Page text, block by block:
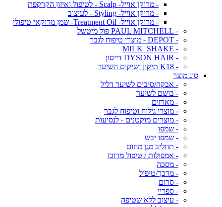
- מרוקן אוייל- Scalp - לטיפול ואיזון הקרקפת
- מרוקן אוייל- Styling - לעיצוב
- מרוקן אוייל- Treatment Oil- שמן מרוקאי טיפולי
- PAUL MITCHELL פול מיטשל
- DEPOT - מוצרי טיפוח לגבר
- MILK_SHAKE
- DYSON HAIR דייסון
- K18 תיקון ושיקום השיער
סוג מוצר
- אבקה/סיבים לשיער דליל
- בושם לשיער
- מארזים
- מוצרי גילוח וטיפוח לגבר
- מוצרים מוקטנים - לנסיעות
- שמפו
- שמפו יבש
- תחליב מגן מחום
- אמפולות / טיפול מרוכז
- מסכה
- מרכך/טיפול
- סרום
- ספריי
- עיצוב ללא שטיפה